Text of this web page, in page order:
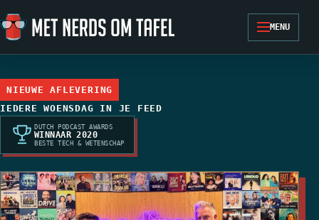
Ga naar de inhoud
MENU
NIEUWE AFLEVERING
IEDERE WOENSDAG IN JE FEED
DUTCH PODCAST AWARDS
WINNAAR 2020
BESTE TECH & WETENSCHAP